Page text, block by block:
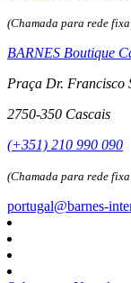
(Chamada para rede
BARNES Boutique
Praça Dr. Francisco
2750-350 Cascais
(+351) 210 990 090
(Chamada para rede
portugal@barnes-